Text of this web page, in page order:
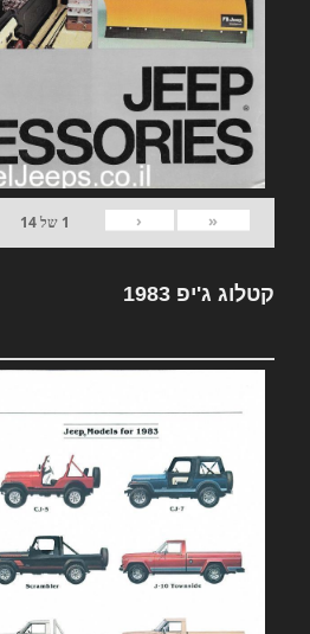
«
‹
1 של14
קטלוג ג'יפ 1983